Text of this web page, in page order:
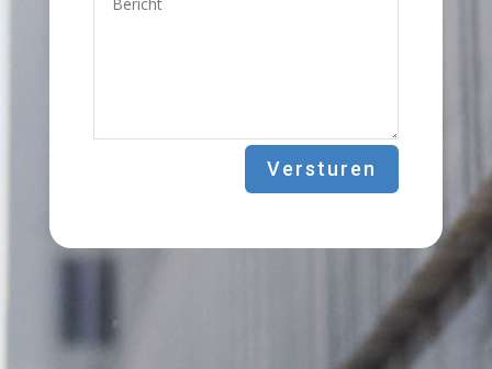
Versturen